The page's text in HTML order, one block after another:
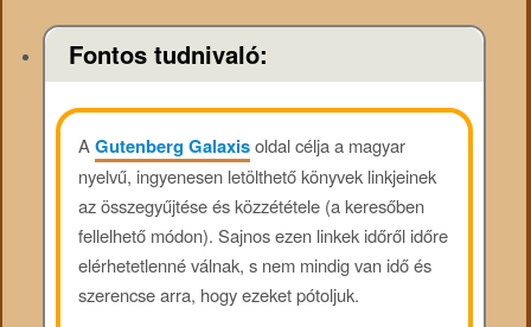
Fontos tudnivaló:
AGutenberg Galaxisoldal célja a magyar
nyelvű, ingyenesen letölthető könyvek linkjeinek
az összegyűjtése és közzététele (a keresőben
fellelhető módon). Sajnos ezen linkek időről időre
elérhetetlenné válnak, s nem mindig van idő és
szerencse arra, hogy ezeket pótoljuk.